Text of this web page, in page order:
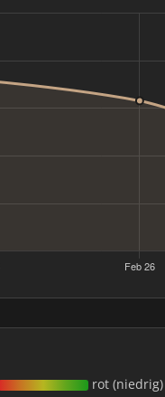
rot